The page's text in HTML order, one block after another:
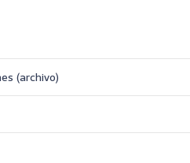
(archivo)